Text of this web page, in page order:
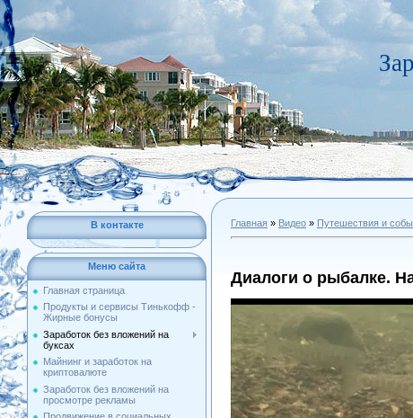
В контакте
Меню сайта
Главная страница
Продукты и сервисы Тинькофф -
Жирные бонусы
Заработок без вложений на
буксах
Майнинг и заработок на
криптовалюте
Заработок без вложений на
просмотре рекламы
Главная » Видео » Путешествия и
Диалоги о рыбалке.